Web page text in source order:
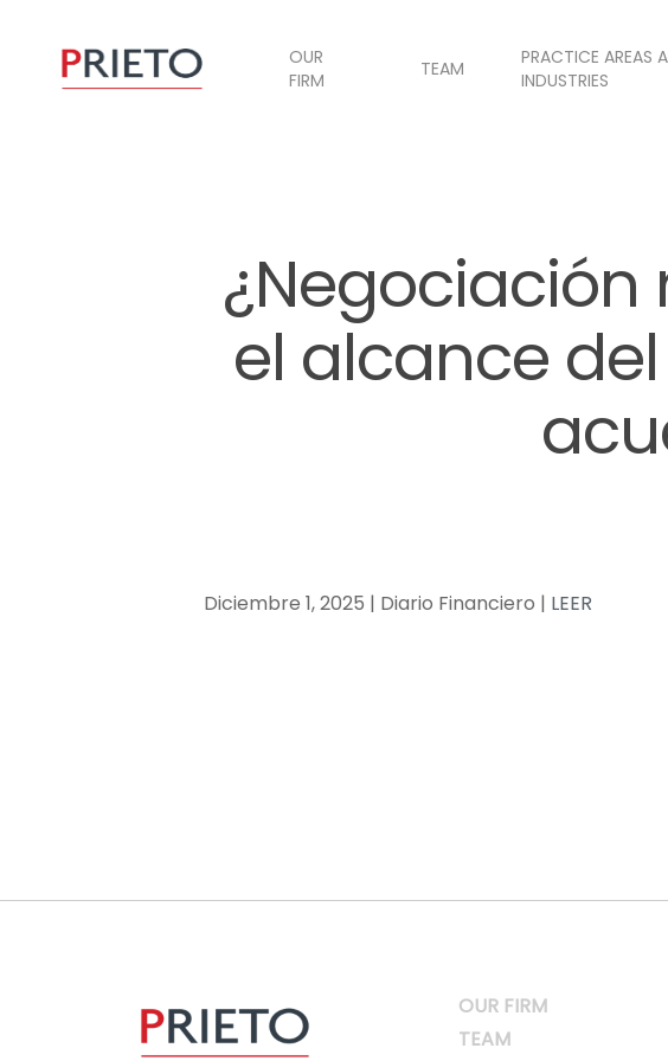
OUR
FIRM
TEAM
PRACTICE AREAS
INDUSTRIES
¿Negociación
el alcance
Diciembre 1, 2025 | Diario Financiero | LEER
OUR FIRM
TEAM